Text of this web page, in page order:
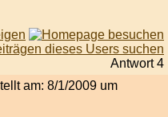
Antwort 4
am: 8/1/2009 um